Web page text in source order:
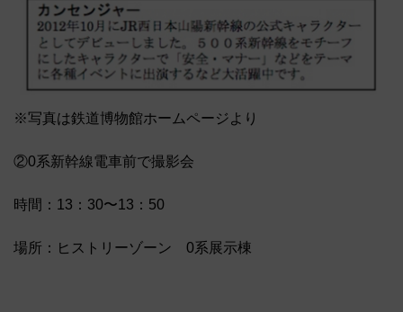
※写真は鉄道博物館ホームページより
②0系新幹線電車前で撮影会
時間：13：30〜13：50
場所：ヒストリーゾーン 0系展示棟